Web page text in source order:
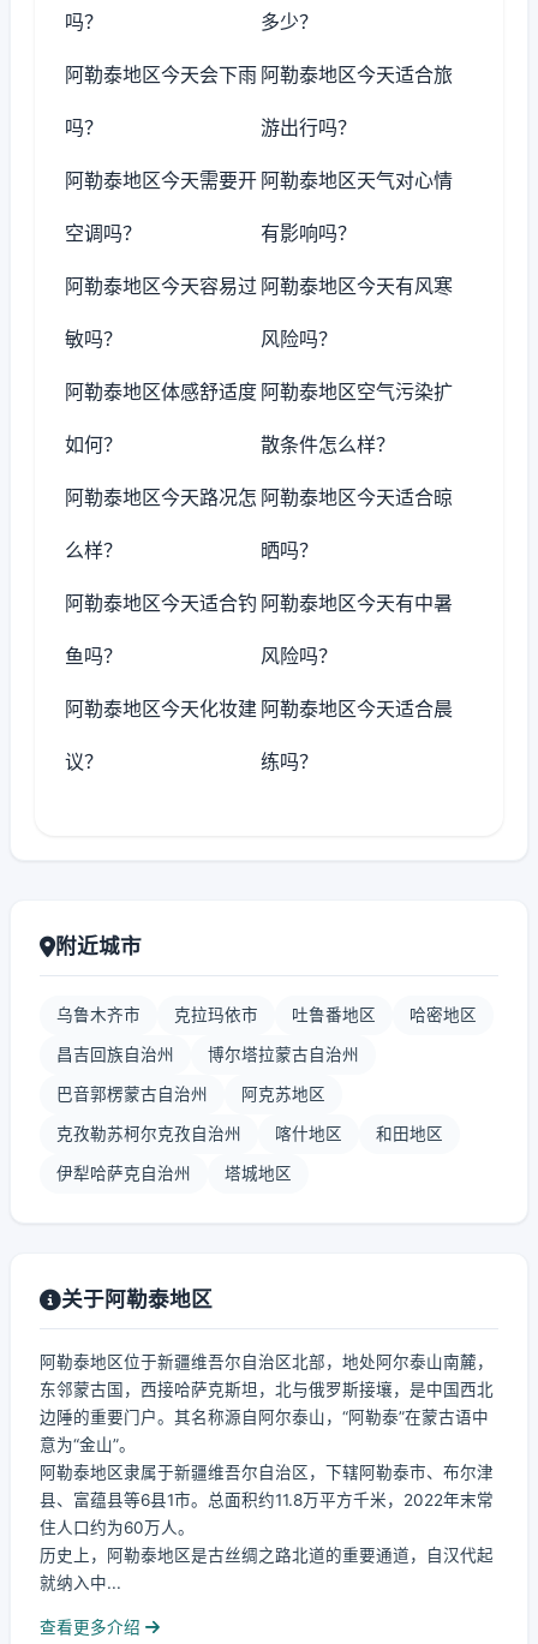
吗？ 多少？
阿勒泰地区今天会下雨
吗？
阿勒泰地区今天适合旅
游出行吗？
阿勒泰地区今天需要开
空调吗？
阿勒泰地区天气对心情
有影响吗？
阿勒泰地区今天容易过
敏吗？
阿勒泰地区今天有风寒
风险吗？
阿勒泰地区体感舒适度
如何？
阿勒泰地区空气污染扩
散条件怎么样？
阿勒泰地区今天路况怎
么样？
阿勒泰地区今天适合晾
晒吗？
阿勒泰地区今天适合钓
鱼吗？
阿勒泰地区今天有中暑
风险吗？
阿勒泰地区今天化妆建
议？
阿勒泰地区今天适合晨
练吗？
附近城市
乌鲁木齐市 克拉玛依市 吐鲁番地区 哈密地区
昌吉回族自治州 博尔塔拉蒙古自治州
巴音郭楞蒙古自治州 阿克苏地区
克孜勒苏柯尔克孜自治州 喀什地区 和田地区
伊犁哈萨克自治州 塔城地区
关于阿勒泰地区
阿勒泰地区位于新疆维吾尔自治区北部，地处阿尔泰山南麓，
东邻蒙古国，西接哈萨克斯坦，北与俄罗斯接壤，是中国西北
边陲的重要门户。其名称源自阿尔泰山，“阿勒泰”在蒙古语中
意为“金山”。
阿勒泰地区隶属于新疆维吾尔自治区，下辖阿勒泰市、布尔津
县、富蕴县等6县1市。总面积约11.8万平方千米，2022年末常
住人口约为60万人。
历史上，阿勒泰地区是古丝绸之路北道的重要通道，自汉代起
就纳入中...
查看更多介绍